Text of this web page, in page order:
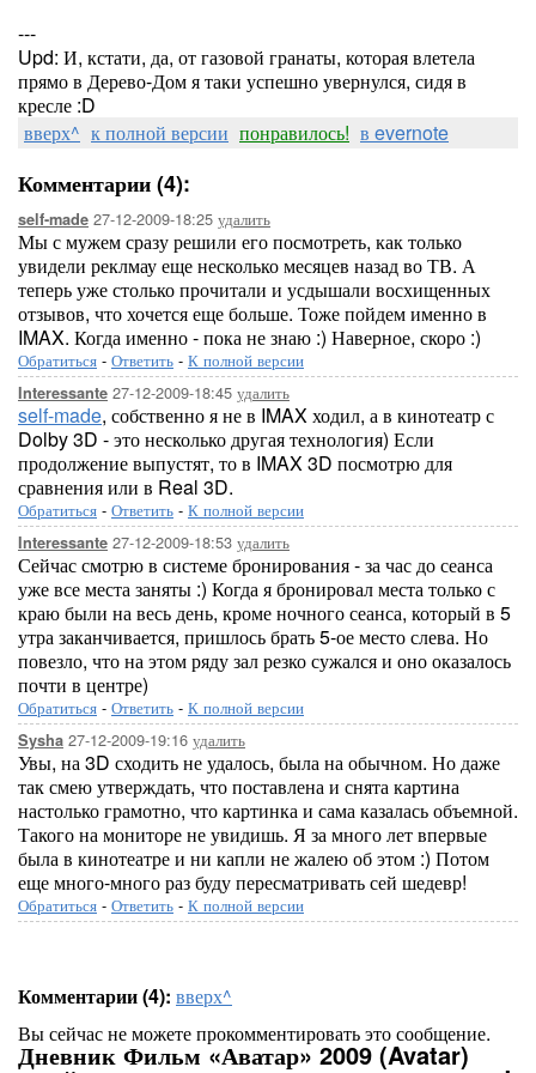
---
Upd: И, кстати, да, от газовой гранаты, которая влетела
прямо в Дерево-Дом я таки успешно увернулся, сидя в
кресле :D
вверх^ к полной версии понравилось! в evernote
Комментарии (4):
self-made 27-12-2009-18:25 удалить
Мы с мужем сразу решили его посмотреть, как только
увидели реклмау еще несколько месяцев назад во ТВ. А
теперь уже столько прочитали и усдышали восхищенных
отзывов, что хочется еще больше. Тоже пойдем именно в
IMAX. Когда именно - пока не знаю :) Наверное, скоро :)
Обратиться - Ответить - К полной версии
Interessante 27-12-2009-18:45 удалить
self-made, собственно я не в IMAX ходил, а в кинотеатр с
Dolby 3D - это несколько другая технология) Если
продолжение выпустят, то в IMAX 3D посмотрю для
сравнения или в Real 3D.
Обратиться - Ответить - К полной версии
Interessante 27-12-2009-18:53 удалить
Сейчас смотрю в системе бронирования - за час до сеанса
уже все места заняты :) Когда я бронировал места только с
краю были на весь день, кроме ночного сеанса, который в 5
утра заканчивается, пришлось брать 5-ое место слева. Но
повезло, что на этом ряду зал резко сужался и оно оказалось
почти в центре)
Обратиться - Ответить - К полной версии
Sysha 27-12-2009-19:16 удалить
Увы, на 3D сходить не удалось, была на обычном. Но даже
так смею утверждать, что поставлена и снята картина
настолько грамотно, что картинка и сама казалась объемной.
Такого на мониторе не увидишь. Я за много лет впервые
была в кинотеатре и ни капли не жалею об этом :) Потом
еще много-много раз буду пересматривать сей шедевр!
Обратиться - Ответить - К полной версии
Комментарии (4): вверх^
Вы сейчас не можете прокомментировать это сообщение.
Дневник Фильм «Аватар» 2009 (Avatar)